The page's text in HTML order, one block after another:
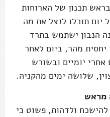
תכנון של הארוחות
יום תוכלו לנצל את מה
הנבון ישתמש בתרד
מהר, ביום לאחר
יומיים ובשורש
שלושה ימים מהקניה.
ולדהות, פשוט כי